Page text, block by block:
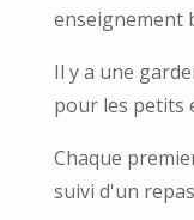
enseignement
Il y a une
pour les petits
Chaque
suivi d'un